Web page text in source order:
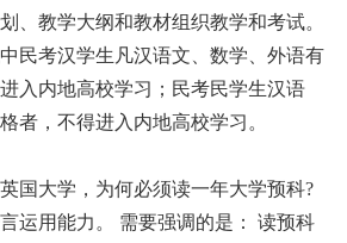
、教学大纲和教材组织教学和考试。
民考汉学生凡汉语文、数学、外语有
入内地高校学习；民考民学生汉语
者，不得进入内地高校学习。
国大学，为何必须读一年大学预科?
运用能力。 需要强调的是： 读预科